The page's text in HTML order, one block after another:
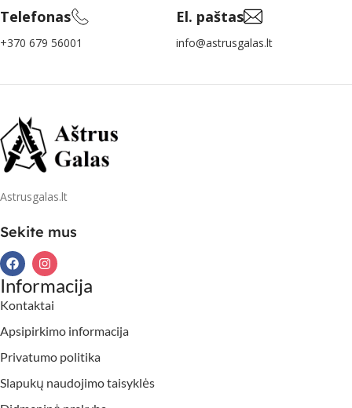
Telefonas
+370 679 56001
El. paštas
info@astrusgalas.lt
Astrusgalas.lt
Sekite mus
Informacija
Kontaktai
Apsipirkimo informacija
Privatumo politika
Slapukų naudojimo taisyklės